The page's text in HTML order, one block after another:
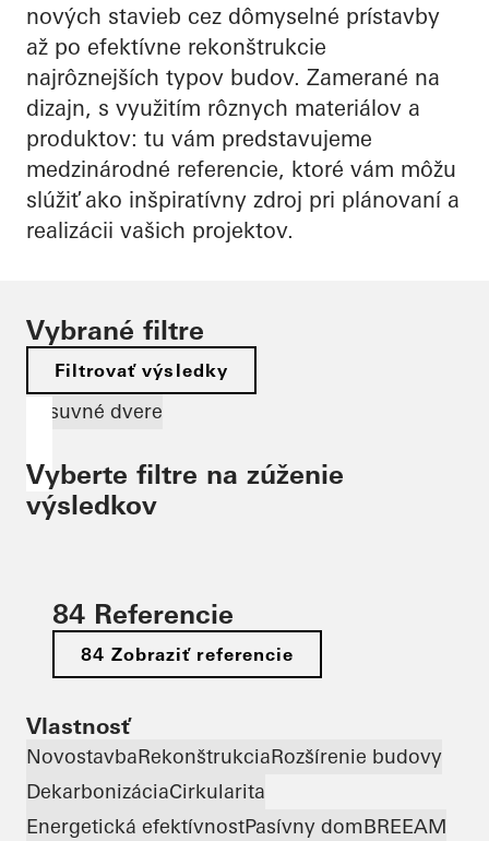
nových stavieb cez dômyselné prístavby
až po efektívne rekonštrukcie
najrôznejších typov budov. Zamerané na
dizajn, s využitím rôznych materiálov a
produktov: tu vám predstavujeme
medzinárodné referencie, ktoré vám môžu
slúžiť ako inšpiratívny zdroj pri plánovaní a
realizácii vašich projektov.
Vybrané filtre
Filtrovať výsledky
Posuvné dvere
Vyberte filtre na zúženie
výsledkov
84 Referencie
84 Zobraziť referencie
Vlastnosť
NovostavbaRekonštrukciaRozšírenie budovy
DekarbonizáciaCirkularita
Energetická efektívnosťPasívny domBREEAM